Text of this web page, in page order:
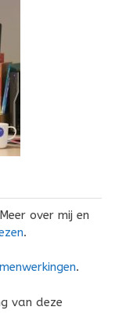
over mij en
.
.
van deze